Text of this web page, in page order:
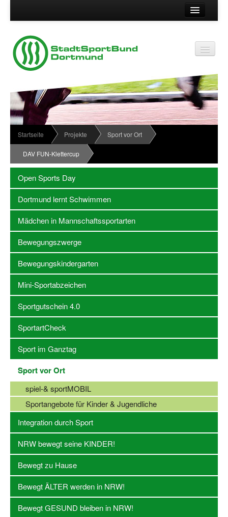
Suche
Vereinsservice
Vereinskennziffer
Passwort
Kontakt
Impressum
Datenschutz
Wir über uns
Organisationsstruktur
News
Termine
Sportabzeichen
Downloadbereich
Newsletter Anmeldung
Stellenangebote SSB Dortmund
Vereine
Vereinssuche
Übungsleiterbörse
Sportanlagen in Dortmund
Olympiabewerbung
Kinderschutz im Sport
Fördermöglichkeiten
Vereinsberatung
Wege zur Kooperation
Villa Froschloch
Log-in "Vereine"
Qualifizierung
SSB Qualifizierungen
Startseite Projekte Sport vor Ort
DAV FUN-Klettercup
Open Sports Day
Dortmund lernt Schwimmen
Mädchen in Mannschaftssportarten
Bewegungszwerge
Bewegungskindergarten
Mini-Sportabzeichen
Sportgutschein 4.0
SportartCheck
Sport im Ganztag
Sport vor Ort
spiel-& sportMOBIL
Sportangebote für Kinder & Jugendliche
Integration durch Sport
NRW bewegt seine KINDER!
Bewegt zu Hause
Bewegt ÄLTER werden in NRW!
Bewegt GESUND bleiben in NRW!